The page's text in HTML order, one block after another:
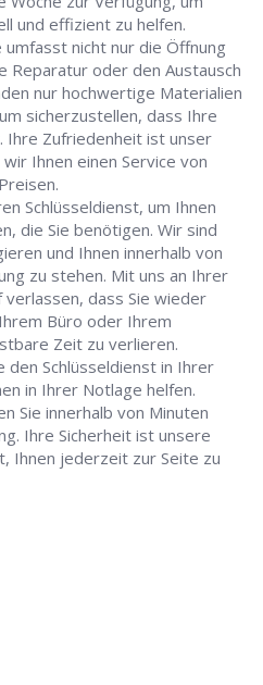
und effizient zu helfen.
nicht nur die Öffnung
Reparatur oder den Austausch
nur hochwertige Materialien
sicherzustellen, dass Ihre
Ihre Zufriedenheit ist unser
Ihnen einen Service von
Schlüsseldienst, um Ihnen
die Sie benötigen. Wir sind
und Ihnen innerhalb von
zu stehen. Mit uns an Ihrer
verlassen, dass Sie wieder
Büro oder Ihrem
Zeit zu verlieren.
den Schlüsseldienst in Ihrer
in Ihrer Notlage helfen.
Sie innerhalb von Minuten
Ihre Sicherheit ist unsere
Ihnen jederzeit zur Seite zu